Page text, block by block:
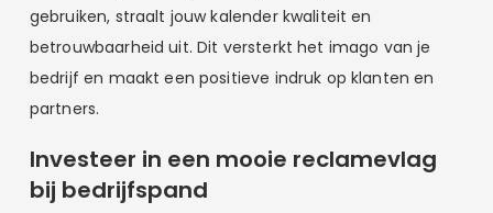
gebruiken, straalt jouw kalender kwaliteit en
betrouwbaarheid uit. Dit versterkt het imago van je
bedrijf en maakt een positieve indruk op klanten en
partners.
Investeer in een mooie reclamevlag
bij bedrijfspand